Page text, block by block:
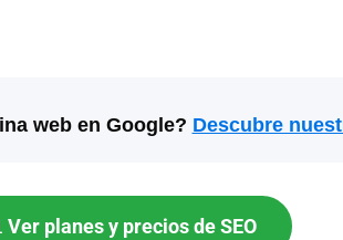
web en Google? Descubre
Ver planes y precios de SEO